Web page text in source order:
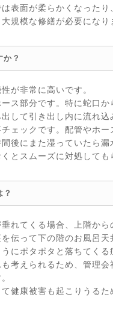
表面が柔らかくなった
規模な修繕が必要にな
？
が非常に高いです。
ス部分です。特に蛇口
して引き出し内に流れ込
ェックです。配管やホ
後にまた湿っていたら漏
とスムーズに対処しても
れてくる場合、上階から
伝って下の階のお風呂
にポタポタと落ちてくる
考えられるため、管理
健康被害も起こりうるた